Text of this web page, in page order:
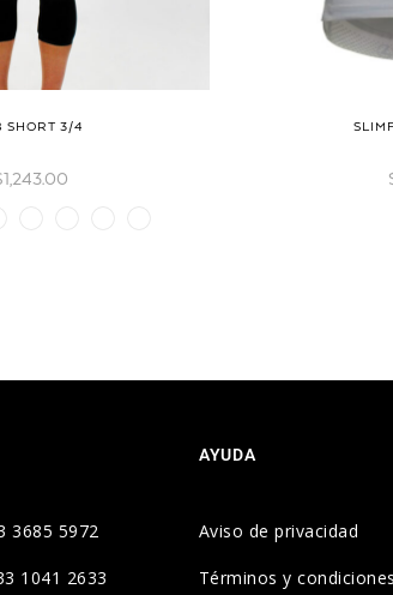
SHORT 3/4
1,243.00
3685 5972
1041 2633
AYUDA
Aviso de privacidad
Términos y condiciones